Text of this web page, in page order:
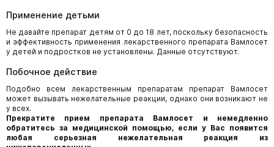
Применение детьми
Не давайте препарат детям от 0 до 18 лет, поскольку безопасность
и эффективность применения лекарственного препарата Вамлосет
у детей и подростков не установлены. Данные отсутствуют.
Побочное действие
Подобно всем лекарственным препаратам препарат Вамлосет
может вызывать нежелательные реакции, однако они возникают не
у всех.
Прекратите прием препарата
Вамлосет
и немедленно
обратитесь за медицинской помощью, если у Вас появится
любая серьезная нежелательная реакция из